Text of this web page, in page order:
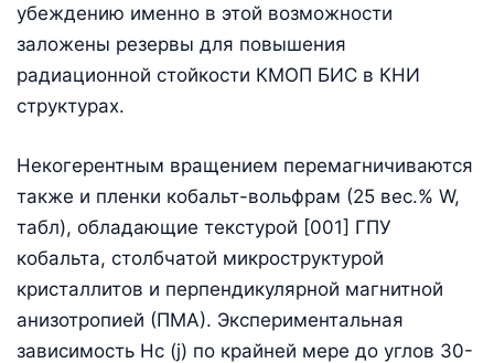
убеждению именно в этой возможности
заложены резервы для повышения
радиационной стойкости КМОП БИС в КНИ
структурах.
Некогерентным вращением перемагничиваются
также и пленки кобальт-вольфрам (25 вес.% W,
табл), обладающие текстурой [001] ГПУ
кобальта, столбчатой микроструктурой
кристаллитов и перпендикулярной магнитной
анизотропией (ПМА). Экспериментальная
зависимость Нс (j) по крайней мере до углов 30-